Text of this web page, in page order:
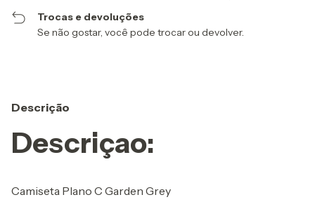
Trocas e devoluções
Se não gostar, você pode trocar ou devolver.
Descrição
Descriçao:
Camiseta Plano C Garden Grey